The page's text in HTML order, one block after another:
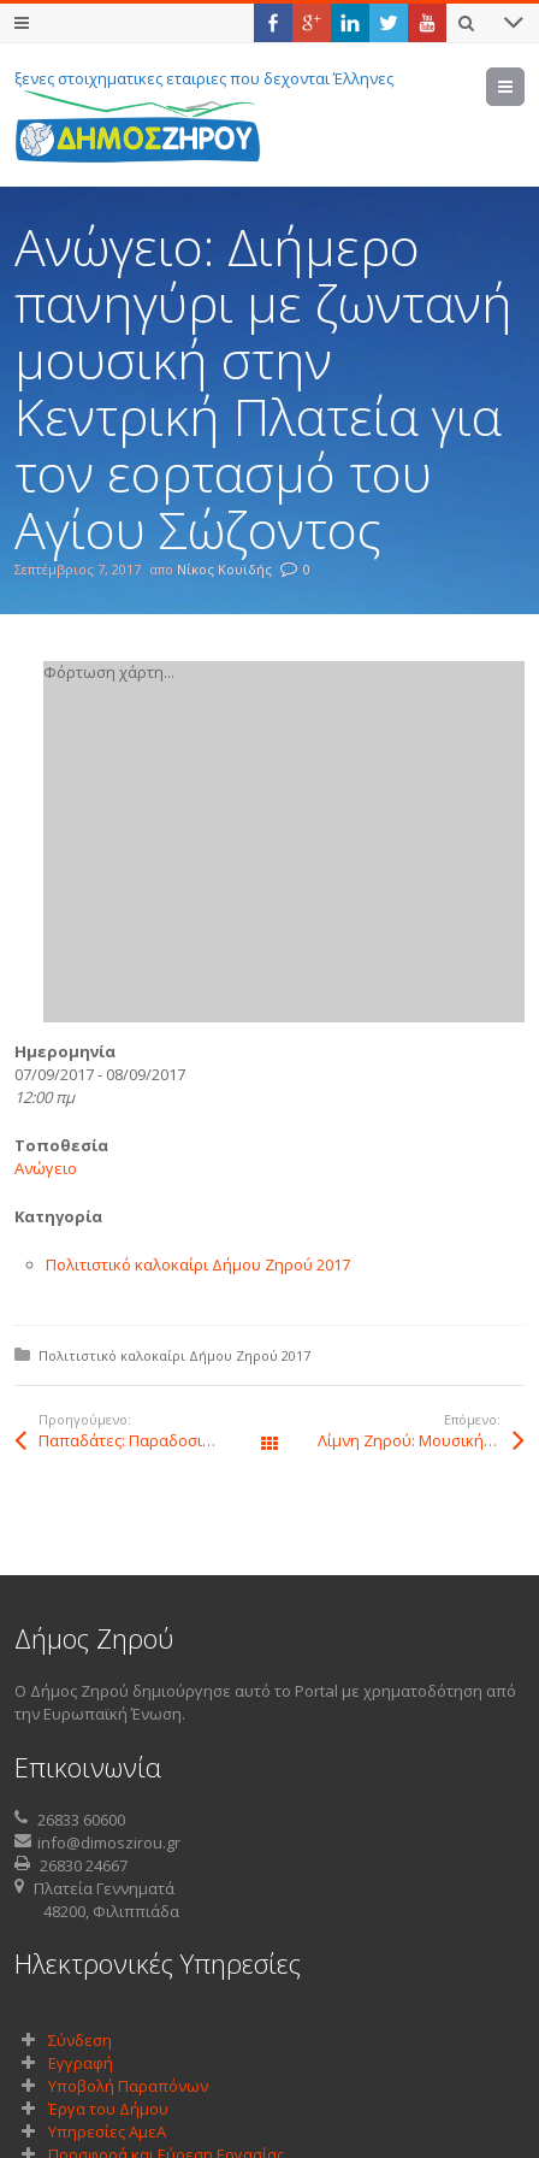
ξενες στοιχηματικες εταιριες που δεχονται Έλληνες
Ανώγειο: Διήμερο
πανηγύρι με ζωντανή
μουσική στην
Κεντρική Πλατεία για
τον εορτασμό του
Αγίου Σώζοντος
Σεπτέμβριος 7, 2017 απο Νίκος Κουϊδής 0
Φόρτωση χάρτη...
Ημερομηνία
07/09/2017 - 08/09/2017
12:00 πμ
Τοποθεσία
Ανώγειο
Κατηγορία
Πολιτιστικό καλοκαίρι Δήμου Ζηρού 2017
Δημοσιεύτηκε σε:
Πολιτιστικό καλοκαίρι Δήμου Ζηρού 2017
Προηγούμενο:
Παπαδάτες: Παραδοσιακό πανηγύρι του Αγίου Κοσμά Εκδηλώσεις
Επόμενο:
Λίμνη Ζηρού: Μουσική βραδιά με τον Βαγγέλη Κορακάκη, με διοργανωτή τον σύλλογο “Περί Βιβλίου” Φιλιππιάδας.
Δήμος Ζηρού
Ο Δήμος Ζηρού δημιούργησε αυτό το Portal με χρηματοδότηση από
την Ευρωπαϊκή Ένωση.
Επικοινωνία
26833 60600
info@dimoszirou.gr
26830 24667
Πλατεία Γεννηματά
48200, Φιλιππιάδα
Ηλεκτρονικές Υπηρεσίες
Σύνδεση
Εγγραφή
Υποβολή Παραπόνων
Έργα του Δήμου
Υπηρεσίες ΑμεΑ